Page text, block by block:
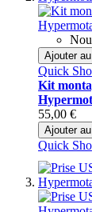
Ajouter
Quick
Kit
55,00 €
Ajouter
Quick